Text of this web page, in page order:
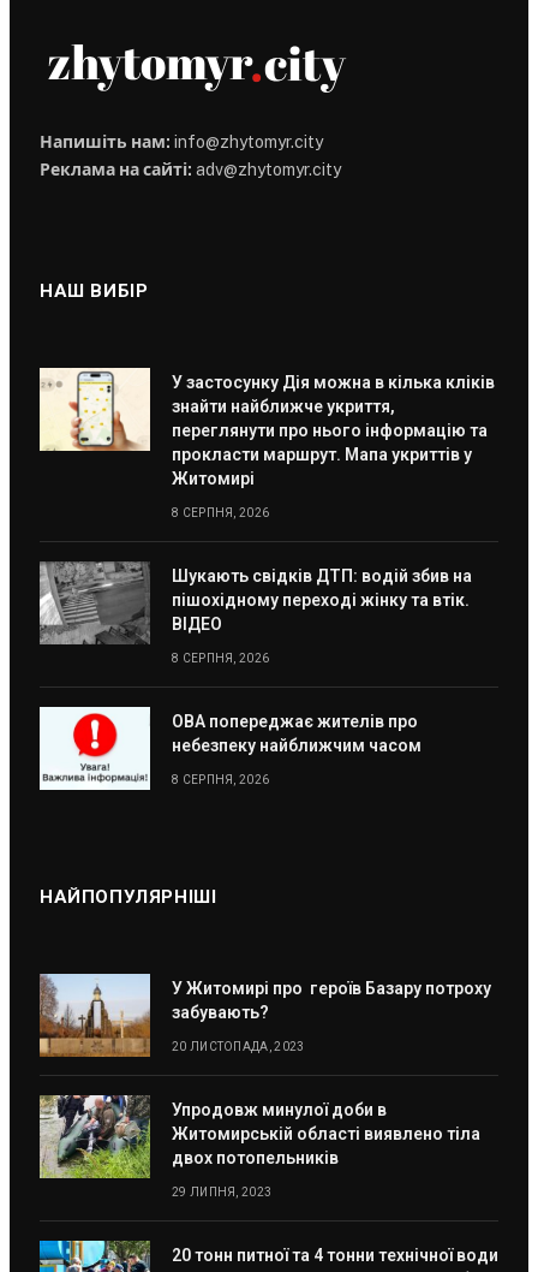
Напишіть нам: info@zhytomyr.city
Реклама на сайті: adv@zhytomyr.city
НАШ ВИБІР
У застосунку Дія можна в кілька кліків
знайти найближче укриття,
переглянути про нього інформацію та
прокласти маршрут. Мапа укриттів у
Житомирі
8 СЕРПНЯ, 2026
Шукають свідків ДТП: водій збив на
пішохідному переході жінку та втік.
ВІДЕО
8 СЕРПНЯ, 2026
ОВА попереджає жителів про
небезпеку найближчим часом
8 СЕРПНЯ, 2026
НАЙПОПУЛЯРНІШІ
У Житомирі про героїв Базару потроху
забувають?
20 ЛИСТОПАДА, 2023
Упродовж минулої доби в
Житомирській області виявлено тіла
двох потопельників
29 ЛИПНЯ, 2023
20 тонн питної та 4 тонни технічної води